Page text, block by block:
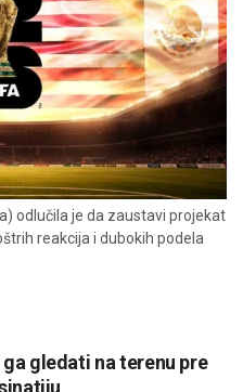
odlučila je da zaustavi projekat
reakcija i dubokih podela
gledati na terenu pre